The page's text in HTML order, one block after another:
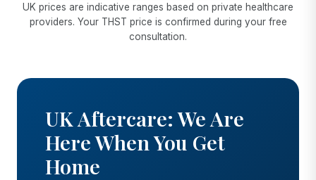
UK prices are indicative ranges based on private healthcare
providers. Your THST price is confirmed during your free
consultation.
UK Aftercare: We Are
Here When You Get
Home